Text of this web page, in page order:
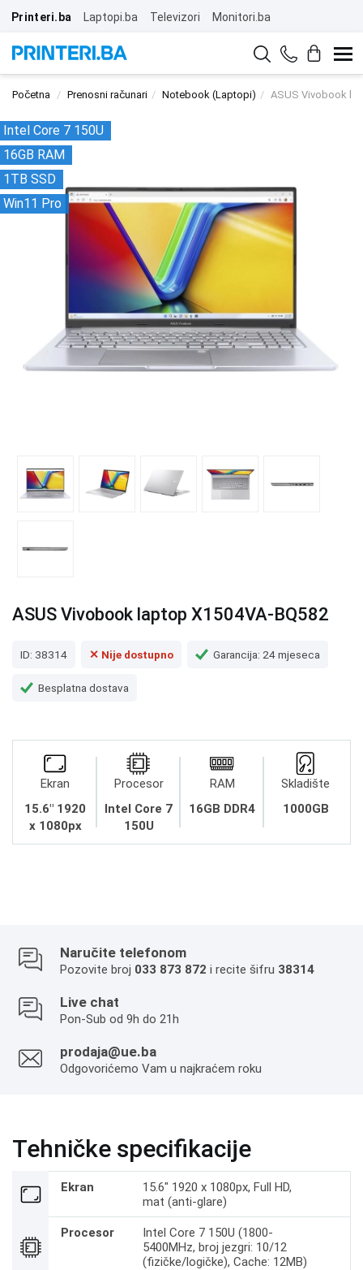
Printeri.ba Laptopi.ba Televizori Monitori.ba
Početna Prenosni računari Notebook (Laptopi) ASUS Vivobook
Intel Core 7 150U
16GB RAM
1TB SSD
Win11 Pro
ASUS Vivobook laptop X1504VA-BQ582
ID: 38314 ✕ Nije dostupno Garancija: 24 mjeseca
Besplatna dostava
Ekran
15.6" 1920
x 1080px
Procesor
Intel Core 7
150U
RAM
16GB DDR4
Skladište
1000GB
Naručite telefonom
Pozovite broj 033 873 872 i recite šifru 38314
Live chat
Pon-Sub od 9h do 21h
prodaja@ue.ba
Odgovorićemo Vam u najkraćem roku
Tehničke specifikacije
Ekran
15.6" 1920 x 1080px, Full HD,
mat (anti-glare)
Procesor
Intel Core 7 150U (1800-
5400MHz, broj jezgri: 10/12
(fizičke/logičke), Cache: 12MB)